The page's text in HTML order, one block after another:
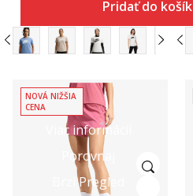
Pridať do košíka
Viac informácií
Porovnaj
Brzi Pregled
NOVÁ NIŽŠIA
CENA